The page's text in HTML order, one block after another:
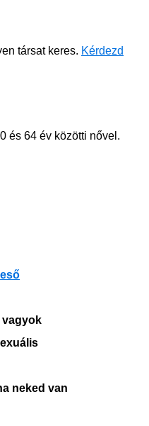
társat keres. Kérdezd
és 64 év közötti nővel.
vagyok
neked van